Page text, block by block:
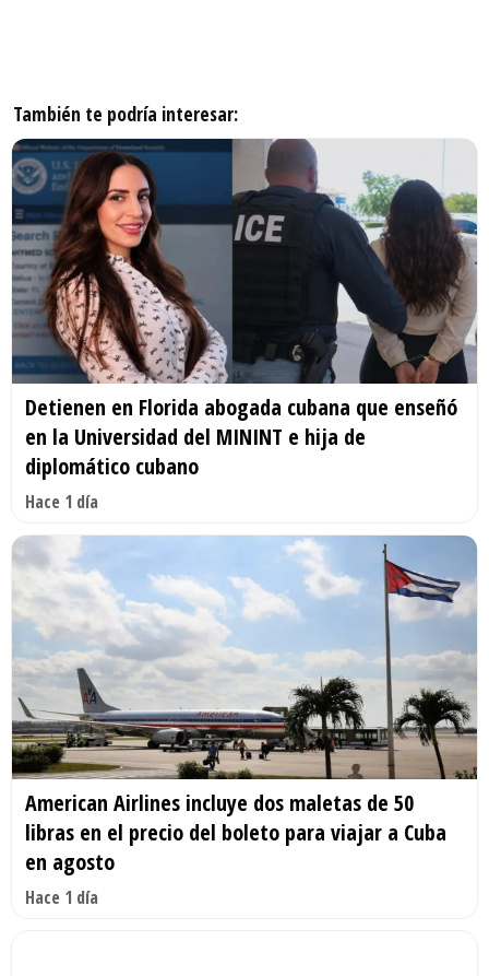
También te podría interesar:
Detienen en Florida abogada cubana que enseñó
en la Universidad del MININT e hija de
diplomático cubano
Hace 1 día
American Airlines incluye dos maletas de 50
libras en el precio del boleto para viajar a Cuba
en agosto
Hace 1 día